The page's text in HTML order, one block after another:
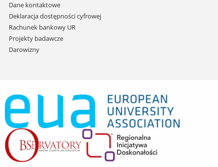
Dane kontaktowe
Deklaracja dostępności cyfrowej
Rachunek bankowy UR
Projekty badawcze
Darowizny